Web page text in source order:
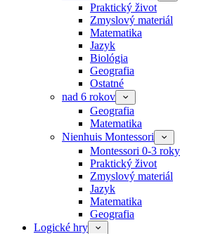
Praktický život
Zmyslový materiál
Matematika
Jazyk
Biológia
Geografia
Ostatné
nad 6 rokov
Geografia
Matematika
Nienhuis Montessori
Montessori 0-3 roky
Praktický život
Zmyslový materiál
Jazyk
Matematika
Geografia
Logické hry